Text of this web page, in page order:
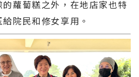
蘿蔔糕之外，在地店家也特
院民和修女享用。